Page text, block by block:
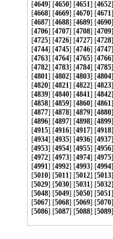
[4649] [4650] [4651] [4652
[4668] [4669] [4670] [4671
[4687] [4688] [4689] [4690
[4706] [4707] [4708] [4709
[4725] [4726] [4727] [4728
[4744] [4745] [4746] [4747
[4763] [4764] [4765] [4766
[4782] [4783] [4784] [4785
[4801] [4802] [4803] [4804
[4820] [4821] [4822] [4823
[4839] [4840] [4841] [4842
[4858] [4859] [4860] [4861
[4877] [4878] [4879] [4880
[4896] [4897] [4898] [4899
[4915] [4916] [4917] [4918
[4934] [4935] [4936] [4937
[4953] [4954] [4955] [4956
[4972] [4973] [4974] [4975
[4991] [4992] [4993] [4994
[5010] [5011] [5012] [5013
[5029] [5030] [5031] [5032
[5048] [5049] [5050] [5051
[5067] [5068] [5069] [5070
[5086] [5087] [5088] [5089